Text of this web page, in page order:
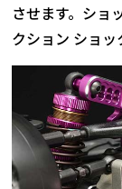
させます。ショ
クション ショッ